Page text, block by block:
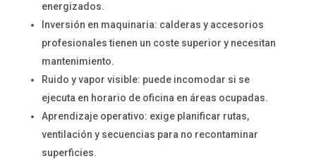
energizados.
Inversión en maquinaria: calderas y accesorios
profesionales tienen un coste superior y necesitan
mantenimiento.
Ruido y vapor visible: puede incomodar si se
ejecuta en horario de oficina en áreas ocupadas.
Aprendizaje operativo: exige planificar rutas,
ventilación y secuencias para no recontaminar
superficies.